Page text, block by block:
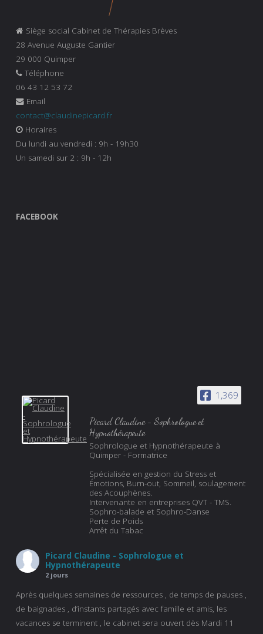
Siège social Cabinet de Thérapies Brèves
28 Avenue Auguste Gantier
29 000 Quimper
Téléphone
06 43 12 53 72
Email
contact@claudinepicard.fr
Horaires
Du lundi au vendredi : 9h - 19h30
Un samedi sur 2 : 9h - 12h
FACEBOOK
1,369
Picard Claudine - Sophrologue et
Hypnothérapeute
Sophrologue et Hypnothérapeute à
Quimper - Formatrice
Spécialisée en gestion du Stress et
Émotions, Burn-out, Sommeil, soulagement
des Acouphènes.
Intervenante en entreprises QVT - TMS.
Sophro-balade et Sophro-Danse
Perte de Poids
Arrêt du Tabac
Picard Claudine - Sophrologue et
Hypnothérapeute
2 jours
Après quelques semaines de ressources , de temps de pauses ,
de baignades , d’instants partagés avec famille et amis, les
vacances se terminent , le cabinet sera ouvert dès Mardi 11